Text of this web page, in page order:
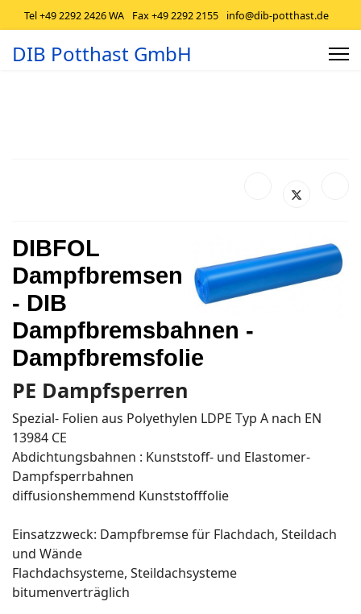
Tel +49 2292 2426 WA Fax +49 2292 2155 info@dib-potthast.de
DIB Potthast GmbH
DIBFOL
Dampfbremsen
- DIB
Dampfbremsbahnen -
Dampfbremsfolie
PE Dampfsperren
Spezial- Folien aus Polyethylen LDPE Typ A nach EN
13984 CE
Abdichtungsbahnen : Kunststoff- und Elastomer-
Dampfsperrbahnen
diffusionshemmend Kunststofffolie
Einsatzzweck: Dampfbremse für Flachdach, Steildach
und Wände
Flachdachsysteme, Steildachsysteme
bitumenverträglich